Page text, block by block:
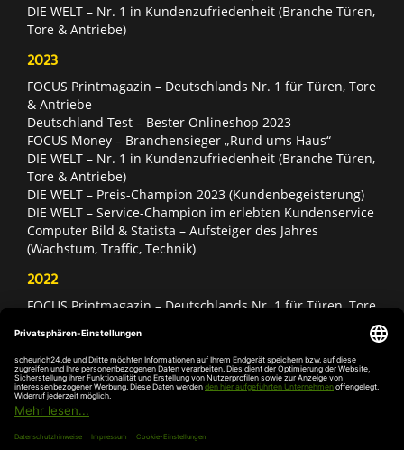
DIE WELT – Nr. 1 in Kundenzufriedenheit (Branche Türen,
Tore & Antriebe)
2023
FOCUS Printmagazin – Deutschlands Nr. 1 für Türen, Tore
& Antriebe
Deutschland Test – Bester Onlineshop 2023
FOCUS Money – Branchensieger „Rund ums Haus“
DIE WELT – Nr. 1 in Kundenzufriedenheit (Branche Türen,
Tore & Antriebe)
DIE WELT – Preis-Champion 2023 (Kundenbegeisterung)
DIE WELT – Service-Champion im erlebten Kundenservice
Computer Bild & Statista – Aufsteiger des Jahres
(Wachstum, Traffic, Technik)
2022
FOCUS Printmagazin – Deutschlands Nr. 1 für Türen, Tore
Deutschland Test – Bester Onlineshop 2022
FOCUS Money – Branchensieger „Rund ums Haus“
DIE WELT – Service-Champion im erlebten Kundenservice
DIE WELT – Branchengewinner Gold-Rang (Türen, Tore &
Antriebe)